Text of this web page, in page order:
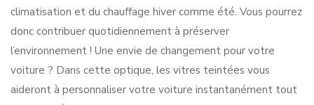
climatisation et du chauffage hiver comme été. Vous pourrez
donc contribuer quotidiennement à préserver
l’environnement ! Une envie de changement pour votre
voiture ? Dans cette optique, les vitres teintées vous
aideront à personnaliser votre voiture instantanément tout